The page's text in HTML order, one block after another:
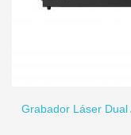
Grabador Láser Dual